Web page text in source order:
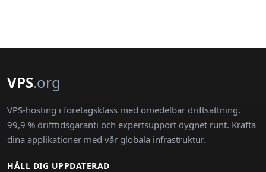
VPS.org
VPS-hosting i företagsklass med omedelbar driftsättning,
99,9 % drifttidsgaranti och expertsupport dygnet runt. Krafta
dina applikationer med vår globala infrastruktur.
HÅLL DIG UPPDATERAD